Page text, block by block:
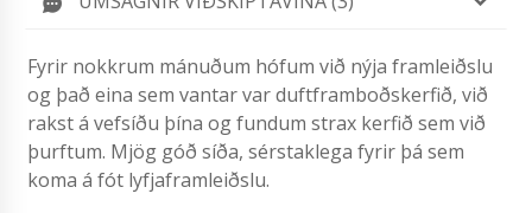
Fyrir nokkrum mánuðum hófum við nýja framleiðslu
og það eina sem vantar var duftframboðskerfið, við
rakst á vefsíðu þína og fundum strax kerfið sem við
þurftum. Mjög góð síða, sérstaklega fyrir þá sem
koma á fót lyfjaframleiðslu.